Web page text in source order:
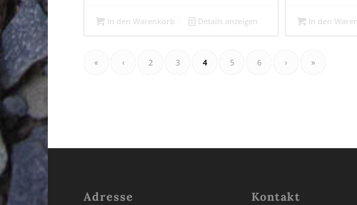
In den Warenkorb Details anzeigen In den
« ‹ 2 3 4 5 6 › »
Adresse Kontakt